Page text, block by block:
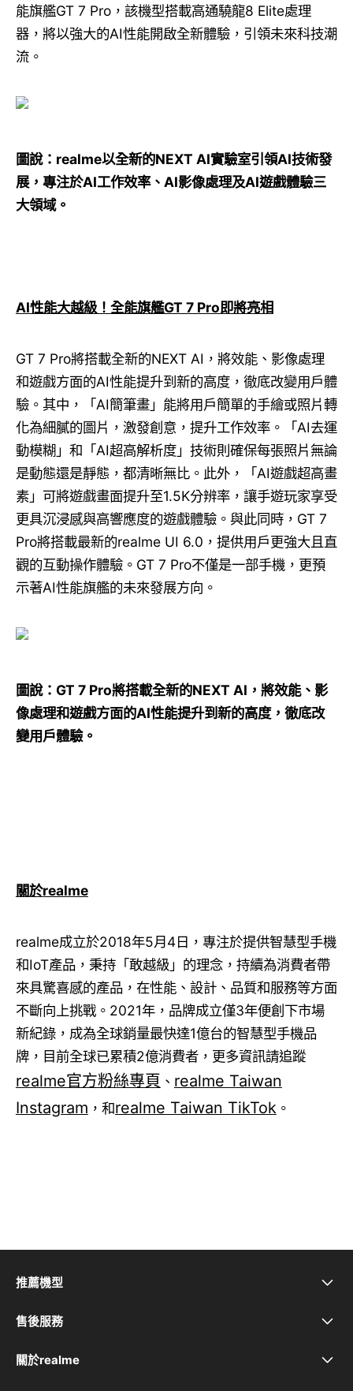
能旗艦GT 7 Pro，該機型搭載高通驍龍8 Elite處理
器，將以強大的AI性能開啟全新體驗，引領未來科技潮
流。
圖說： realme以全新的NEXT AI實驗室引領AI技術發
展，專注於AI工作效率、 AI影像處理及AI遊戲體驗三
大領域。
AI性能大越級！全能旗艦GT 7 Pro即將亮相
GT 7 Pro將搭載全新的NEXT AI，將效能、影像處理
和遊戲方面的AI性能提升到新的高度，徹底改變用戶體
驗。其中，「AI簡筆畫」能將用戶簡單的手繪或照片轉
化為細膩的圖片，激發創意，提升工作效率。「AI去運
動模糊」和「AI超高解析度」技術則確保每張照片無論
是動態還是靜態，都清晰無比。此外，「AI遊戲超高畫
素」可將遊戲畫面提升至1.5K分辨率，讓手遊玩家享受
更具沉浸感與高響應度的遊戲體驗。與此同時，GT 7
Pro將搭載最新的realme UI 6.0，提供用戶更強大且直
觀的互動操作體驗。GT 7 Pro不僅是一部手機，更預
示著AI性能旗艦的未來發展方向。
圖說： GT 7 Pro將搭載全新的NEXT AI ，將效能、影
像處理和遊戲方面的AI性能提升到新的高度，徹底改
變用戶體驗。
關於realme
realme成立於2018年5月4日，專注於提供智慧型手機
和IoT產品，秉持「敢越級」的理念，持續為消費者帶
來具驚喜感的產品，在性能、設計、品質和服務等方面
不斷向上挑戰。2021年，品牌成立僅3年便創下市場
新紀錄，成為全球銷量最快達1億台的智慧型手機品
牌，目前全球已累積2億消費者，更多資訊請追蹤
realme官方粉絲專頁 、 realme Taiwan
Instagram ，和realme Taiwan TikTok 。
推薦機型
realme Note 80
realme 16 5G
售後服務
問與答
關於realme